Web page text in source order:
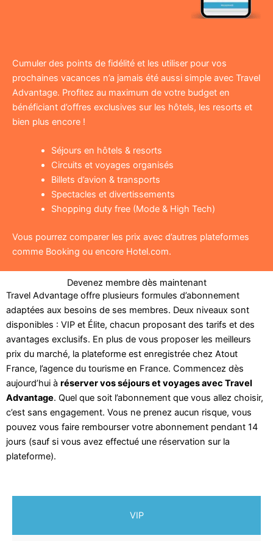
Cumuler des points de fidélité et les utiliser pour vos
prochaines vacances n’a jamais été aussi simple avec Travel
Advantage. Profitez au maximum de votre budget en
bénéficiant d’offres exclusives sur les hôtels, les resorts et
bien plus encore !
Séjours en hôtels & resorts
Circuits et voyages organisés
Billets d’avion & transports
Spectacles et divertissements
Shopping duty free (Mode & High Tech)
Vous pourrez comparer les prix avec d’autres plateformes
comme Booking ou encore Hotel.com.
Devenez membre dès maintenant
Travel Advantage offre plusieurs formules d’abonnement
adaptées aux besoins de ses membres. Deux niveaux sont
disponibles : VIP et Élite, chacun proposant des tarifs et des
avantages exclusifs. En plus de vous proposer les meilleurs
prix du marché, la plateforme est enregistrée chez Atout
France, l’agence du tourisme en France. Commencez dès
aujourd’hui à réserver vos séjours et voyages avec Travel
Advantage. Quel que soit l’abonnement que vous allez choisir,
c’est sans engagement. Vous ne prenez aucun risque, vous
pouvez vous faire rembourser votre abonnement pendant 14
jours (sauf si vous avez effectué une réservation sur la
plateforme).
VIP